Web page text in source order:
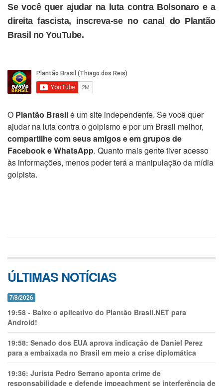
Se você quer ajudar na luta contra Bolsonaro e a
direita fascista, inscreva-se no canal do Plantão
Brasil no YouTube.
O Plantão Brasilé um site independente. Se você quer
ajudar na luta contra o golpismo e por um Brasil melhor,
compartilhe com seus amigos e em grupos de
Facebook e WhatsApp. Quanto mais gente tiver acesso
às informações, menos poder terá a manipulação da mídia
golpista.
ÚLTIMAS NOTÍCIAS
7/8/2026
19:58 - Baixe o aplicativo do Plantão Brasil.NET para
Android!
19:58: Senado dos EUA aprova indicação de Daniel Perez
para a embaixada no Brasil em meio a crise diplomática
19:36: Jurista Pedro Serrano aponta crime de
responsabilidade e defende impeachment se interferência de